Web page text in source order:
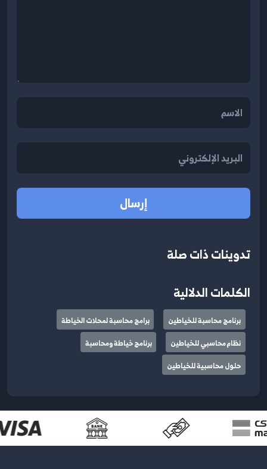
إرسال
تدوينات ذات صلة
الكلمات الدلالية
برنامج محاسبة للخياطين
برامج محاسبة لمحلات الخياطة
نظام محاسبي للخياطين
برنامج خياطة ومحاسبة
حلول محاسبية للخياطين